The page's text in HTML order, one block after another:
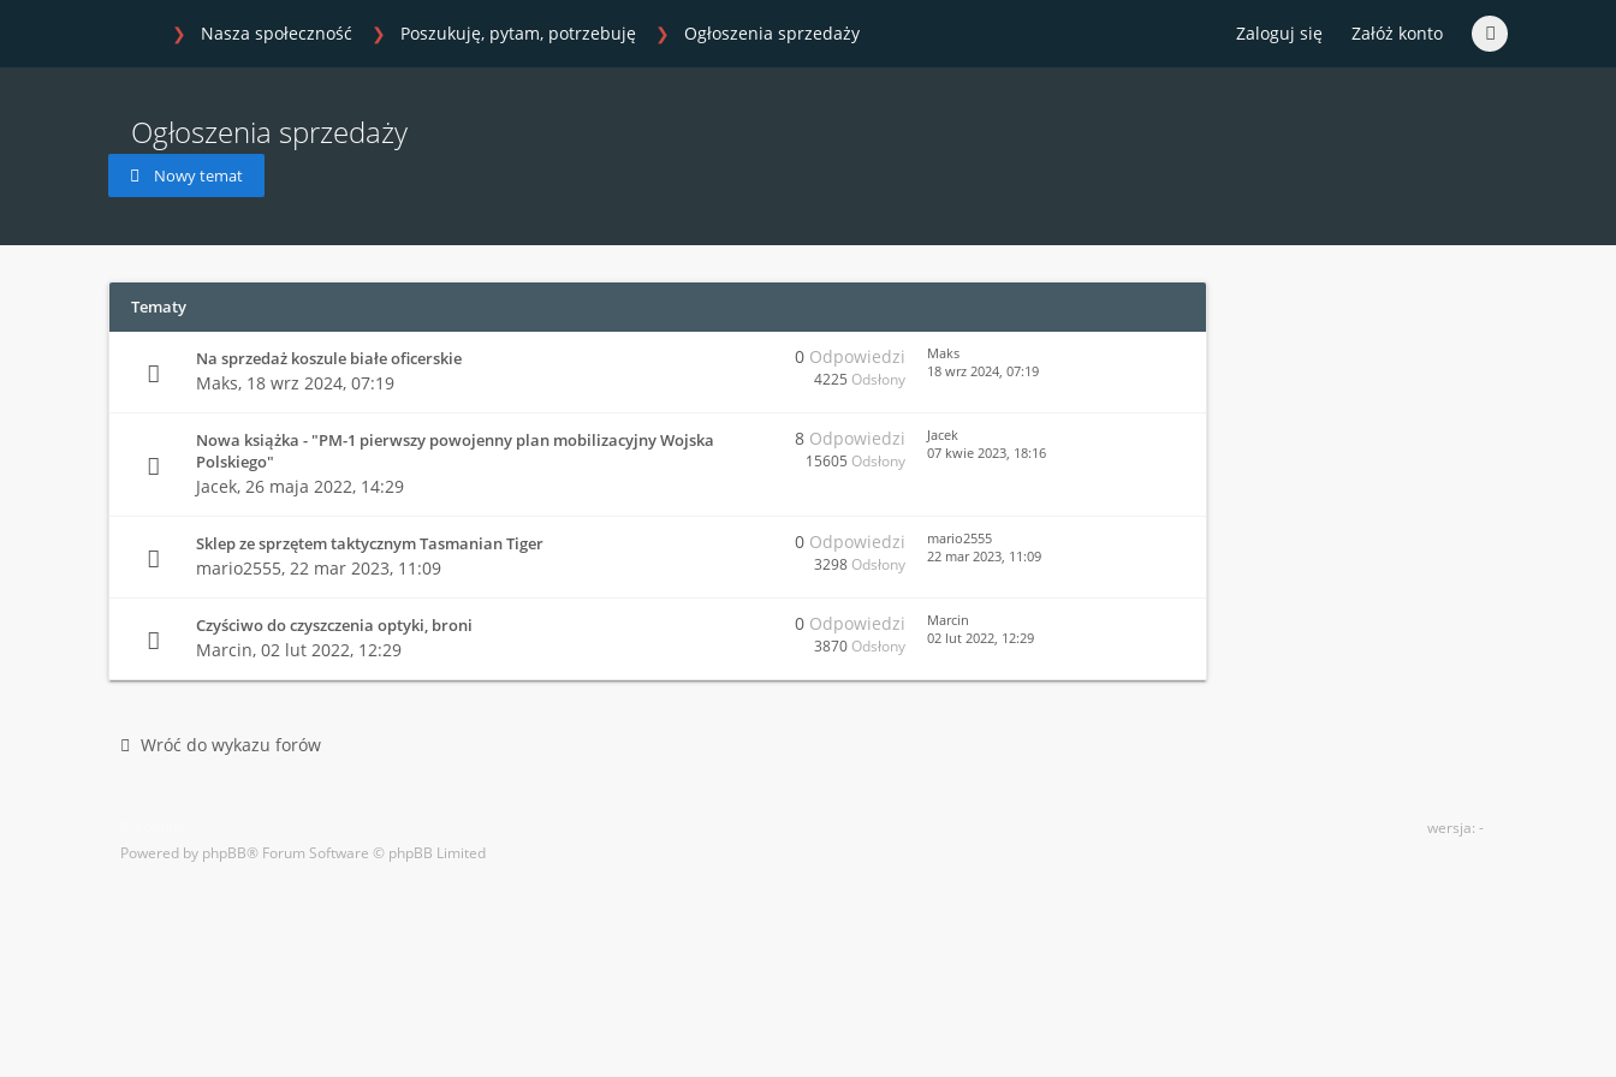
Zaloguj się Załóż konto
Nasza społeczność Poszukuję, pytam, potrzebuję Ogłoszenia sprzedaży
Ogłoszenia sprzedaży
Nowy temat
Tematy
Na sprzedaż koszule białe oficerskie
Maks, 18 wrz 2024, 07:19
0 Odpowiedzi
4225 Odsłony
Maks
18 wrz 2024, 07:19
Nowa książka - "PM-1 pierwszy powojenny plan mobilizacyjny Wojska
Polskiego"
Jacek, 26 maja 2022, 14:29
8 Odpowiedzi
15605 Odsłony
Jacek
07 kwie 2023, 18:16
Sklep ze sprzętem taktycznym Tasmanian Tiger
mario2555, 22 mar 2023, 11:09
0 Odpowiedzi
3298 Odsłony
mario2555
22 mar 2023, 11:09
Czyściwo do czyszczenia optyki, broni
Marcin, 02 lut 2022, 12:29
0 Odpowiedzi
3870 Odsłony
Marcin
02 lut 2022, 12:29
Wróć do wykazu forów
wersja: -
Powered by phpBB® Forum Software © phpBB Limited